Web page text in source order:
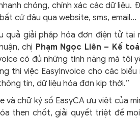
chóng, chính xác các dữ liệu.
cứ đâu qua website, sms, email…
quả giải pháp hóa đơn điện tử tại
chị Phạm Ngọc Liên – Kế
có đủ những tính năng mà tôi
thì việc EasyInvoice cho các
tin, dữ liệu hóa đơn kịp thời.”
và chữ ký số EasyCA ưu việt của
then chốt, giải quyết triệt đề